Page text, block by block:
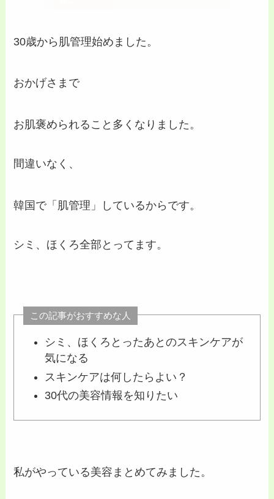
30歳から肌管理始めました。
おかげさまで
お肌褒められること多くなりました。
間違いなく、
韓国で「肌管理」しているからです。
シミ、ほくろ全部とってます。
この記事がおすすめな人
シミ、ほくろとったあとのスキンケアが
気になる
スキンケアは何したらよい？
30代の美容情報を知りたい
私がやっている美容まとめてみました。